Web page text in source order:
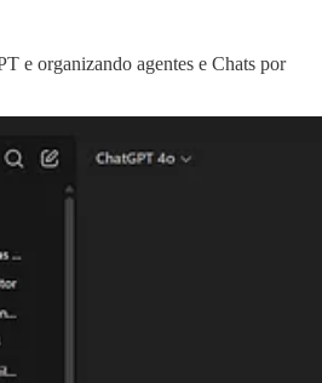
e organizando agentes e Chats por